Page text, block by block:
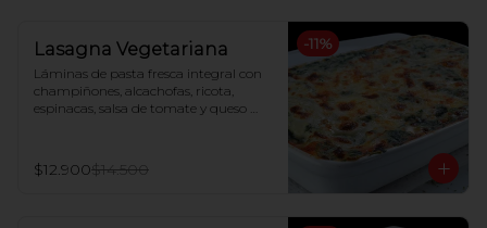
-11%
Lasagna Vegetariana
Láminas de pasta fresca integral con
champiñones, alcachofas, ricota,
espinacas, salsa de tomate y queso
$12.900$14.500